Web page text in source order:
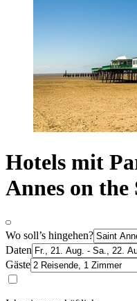
Hotels mit
Annes on the
Wo soll’s hingehen?
Daten
Gäste